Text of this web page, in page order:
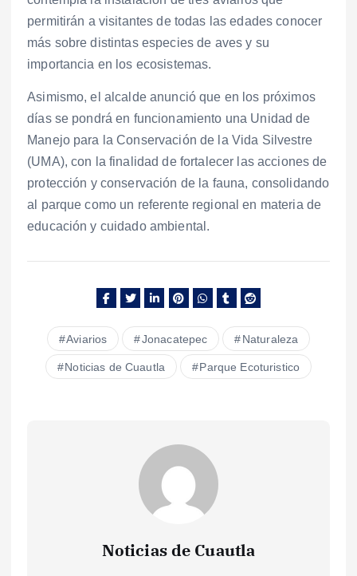
permitirán a visitantes de todas las edades conocer
más sobre distintas especies de aves y su
importancia en los ecosistemas.
Asimismo, el alcalde anunció que en los próximos
días se pondrá en funcionamiento una Unidad de
Manejo para la Conservación de la Vida Silvestre
(UMA), con la finalidad de fortalecer las acciones de
protección y conservación de la fauna, consolidando
al parque como un referente regional en materia de
educación y cuidado ambiental.
Aviarios Jonacatepec Naturaleza
Noticias de Cuautla Parque Ecoturistico
Noticias de Cuautla